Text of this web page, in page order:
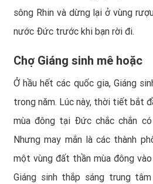
sông Rhin và dừng lại ở vùng
nước Đức trước khi bạn rời đi.
Chợ Giáng sinh mê hoặc
Ở hầu hết các quốc gia, Giáng
trong năm. Lúc này, thời tiết bắt
mùa đông tại Đức chắc chắn
Nhưng may mắn là các thành
một vùng đất thần mùa đông
Giáng sinh thắp sáng trung